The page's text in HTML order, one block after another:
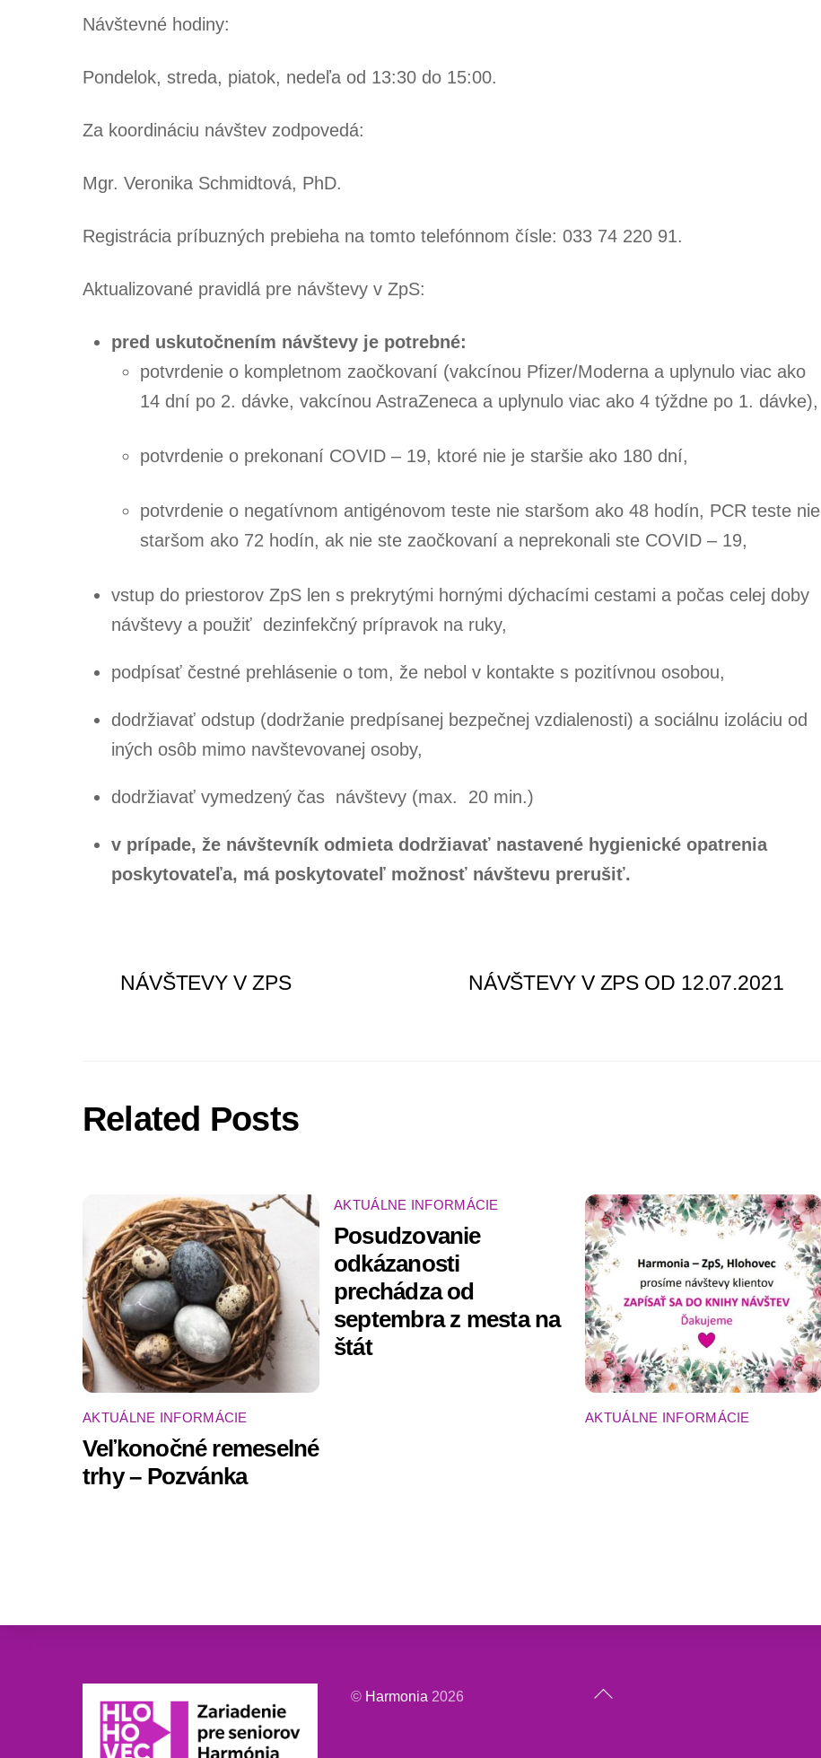
Návštevné hodiny:
Pondelok, streda, piatok, nedeľa od 13:30 do 15:00.
Za koordináciu návštev zodpovedá:
Mgr. Veronika Schmidtová, PhD.
Registrácia príbuzných prebieha na tomto telefónnom čísle: 033 74 220 91.
Aktualizované pravidlá pre návštevy v ZpS:
pred uskutočnením návštevy je potrebné:
potvrdenie o kompletnom zaočkovaní (vakcínou Pfizer/Moderna a uplynulo viac ako
14 dní po 2. dávke, vakcínou AstraZeneca a uplynulo viac ako 4 týždne po 1. dávke),
potvrdenie o prekonaní COVID – 19, ktoré nie je staršie ako 180 dní,
potvrdenie o negatívnom antigénovom teste nie staršom ako 48 hodín, PCR teste nie
staršom ako 72 hodín, ak nie ste zaočkovaní a neprekonali ste COVID – 19,
vstup do priestorov ZpS len s prekrytými hornými dýchacími cestami a počas celej doby
návštevy a použiť dezinfekčný prípravok na ruky,
podpísať čestné prehlásenie o tom, že nebol v kontakte s pozitívnou osobou,
dodržiavať odstup (dodržanie predpísanej bezpečnej vzdialenosti) a sociálnu izoláciu od
iných osôb mimo navštevovanej osoby,
dodržiavať vymedzený čas návštevy (max. 20 min.)
v prípade, že návštevník odmieta dodržiavať nastavené hygienické opatrenia
poskytovateľa, má poskytovateľ možnosť návštevu prerušiť.
NÁVŠTEVY V ZPS NÁVŠTEVY V ZPS OD 12.07.2021
Related Posts
AKTUÁLNE INFORMÁCIE
Veľkonočné remeselné
trhy – Pozvánka
AKTUÁLNE INFORMÁCIE
Posudzovanie
odkázanosti
prechádza od
septembra z mesta na
štát
AKTUÁLNE INFORMÁCIE
Back
© Harmonia 2026